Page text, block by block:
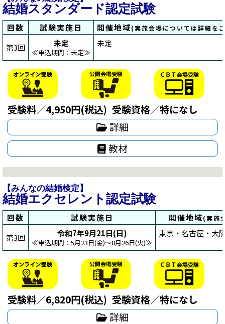
結婚スタンダード認定試験
回数 試験実施日 開催地域(実施会場については詳細を
第3回 未定
≪申込期間：未定≫
未定
受験料／4,950円(税込) 受験資格／特になし
詳細
教材
【みんなの結婚検定】
結婚エクセレント認定試験
回数 試験実施日 開催地域(実施
第3回 令和7年9月21日(日)
≪申込期間：5月23日(金)～8月26日(火)≫
東京・名古屋・大
受験料／6,820円(税込) 受験資格／特になし
詳細